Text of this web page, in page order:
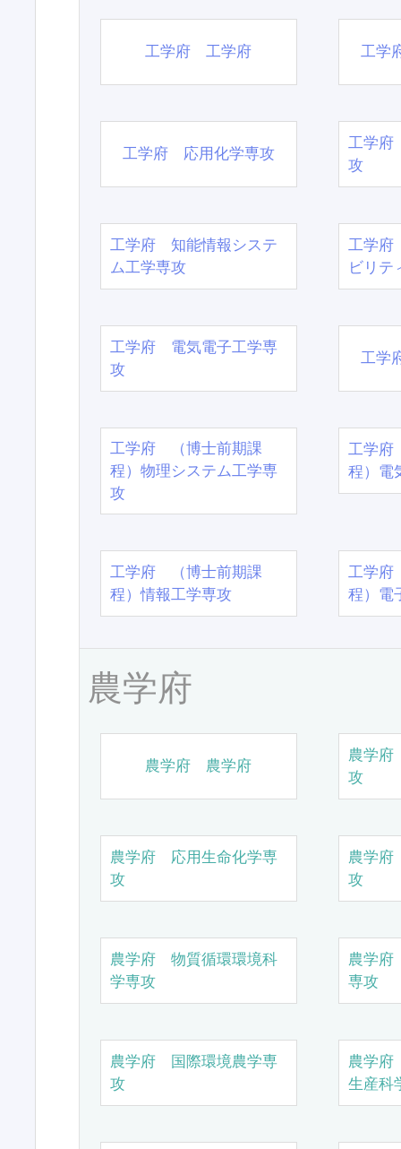
工学府 工学府 工学
工学府 応用化学専攻
工学府
攻
工学府 知能情報システ
ム工学専攻
工学府
ビリテ
工学府 電気電子工学専
攻
工学
工学府 （博士前期課
程）物理システム工学専
攻
工学
程）電
工学府 （博士前期課
程）情報工学専攻
工学
程）電
農学府
農学府 農学府
農学
攻
農学府 応用生命化学専
攻
農学
攻
農学府 物質循環環境科
学専攻
農学
専攻
農学府 国際環境農学専
攻
農学
生産科